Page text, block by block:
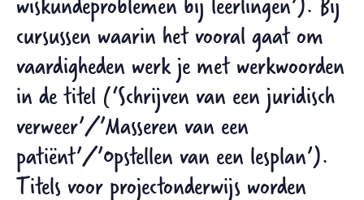
cursussen waarin het vooral gaat om
vaardigheden werk je met werkwoorden
in de titel (‘Schrijven van een juridisch
verweer’/’Masseren van een
patiënt’/’Opstellen van een lesplan’).
Titels voor projectonderwijs worden